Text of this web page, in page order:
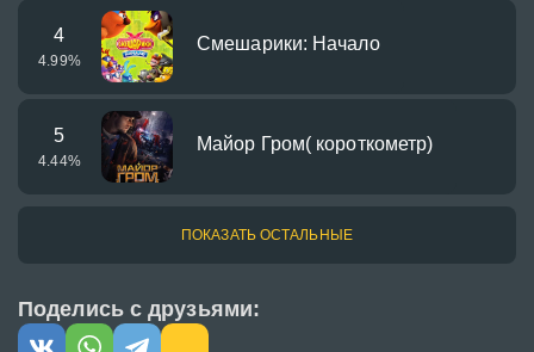
4
4.99%
Смешарики: Начало
5
4.44%
Майор Гром( короткометр)
ПОКАЗАТЬ ОСТАЛЬНЫЕ
Поделись с друзьями: